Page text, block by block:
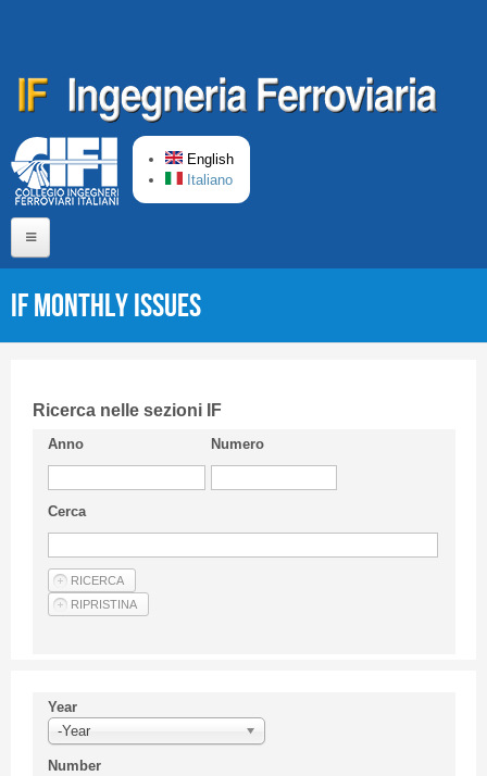
English
Italiano
Short presentation CIFI
Guideline
Privacy & Policy
Articles
IF monthly issues
Ricerca nelle sezioni IF
Anno Numero
Cerca
Year
-Year
Number